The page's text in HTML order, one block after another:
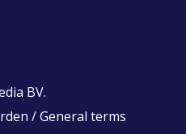
BV.
/General terms